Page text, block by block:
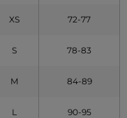
XS 72-77
S 78-83
M 84-89
L 90-95